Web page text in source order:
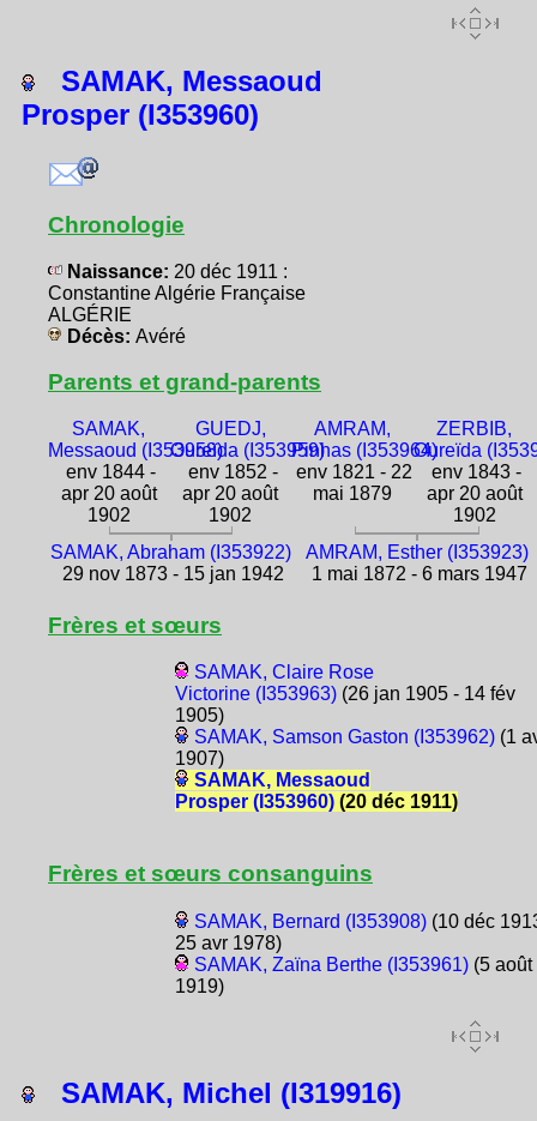
SAMAK, Messaoud
Prosper (I353960)
Chronologie
Naissance: 20 déc 1911 :
Constantine Algérie Française
ALGÉRIE
Décès: Avéré
Parents et grand-parents
SAMAK,
Messaoud (I353958)
env 1844 -
apr 20 août
1902
GUEDJ,
Oureïda (I353959)
env 1852 -
apr 20 août
1902
AMRAM,
Pinhas (I353964)
env 1821 - 22
mai 1879
ZERBIB,
Oureïda
env 1843 -
apr 20 août
1902
SAMAK, Abraham (I353922)
29 nov 1873 - 15 jan 1942
AMRAM, Esther (I353923)
1 mai 1872 - 6 mars 1947
Frères et sœurs
SAMAK, Claire Rose
Victorine (I353963)(26 jan 1905 - 14 fév
1905)
SAMAK, Samson Gaston (I353962)(1
1907)
SAMAK, Messaoud
Prosper (I353960)(20 déc 1911)
Frères et sœurs consanguins
SAMAK, Bernard (I353908)(10 déc
25 avr 1978)
SAMAK, Zaïna Berthe (I353961)(5 août
1919)
SAMAK, Michel (I319916)